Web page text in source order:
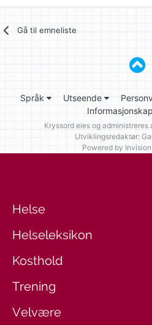
Gå til emneliste
Språk Utseende
Kryssord eies og administreres
Utviklingsredaktør:
Powered by
Helse
Helseleksikon
Kosthold
Trening
Velvære